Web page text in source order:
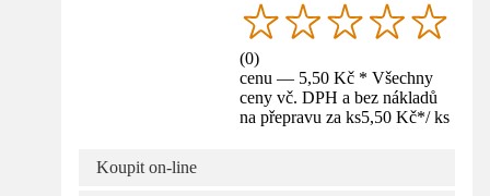
(0)
cenu — 5,50 Kč * Všechny
ceny vč. DPH a bez nákladů
na přepravu za ks5,50 Kč*/ ks
Koupit on-line